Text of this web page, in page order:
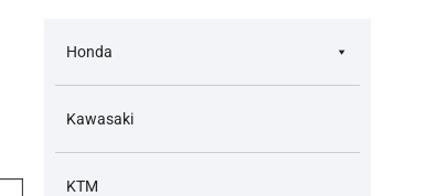
Honda
Kawasaki
KTM